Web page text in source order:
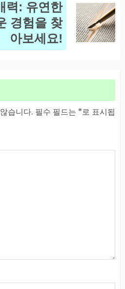
력: 유연한
경험을 찾
아보세요!
습니다. 필수 필드는 *로 표시됩